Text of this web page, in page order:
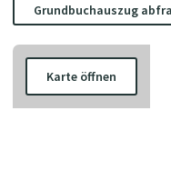
Grundbuchauszug
Karte öffnen